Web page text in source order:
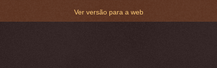
Ver versão para a web